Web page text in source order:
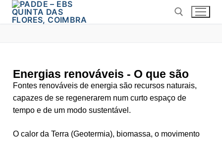
Energias renováveis - O que são
Fontes renováveis de energia são recursos naturais,
capazes de se regenerarem num curto espaço de
tempo e de um modo sustentável.
O calor da Terra (Geotermia), biomassa, o movimento